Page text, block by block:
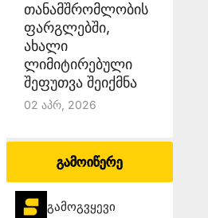
თანამშრომლობის
ფარგლებში,
ახალი
ლიმიტირებული
შეფუთვა შეიქმნა
02 Აპრ, 2026
გამოიწერე
გამოგვყევი